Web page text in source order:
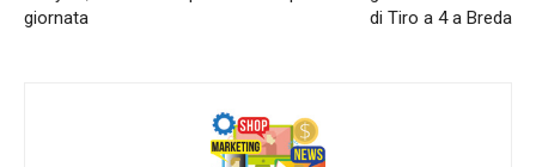
giornata
di Tiro a 4 a Breda